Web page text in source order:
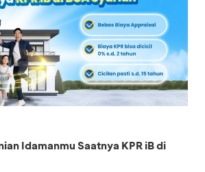
Idamanmu Saatnya KPR iB di